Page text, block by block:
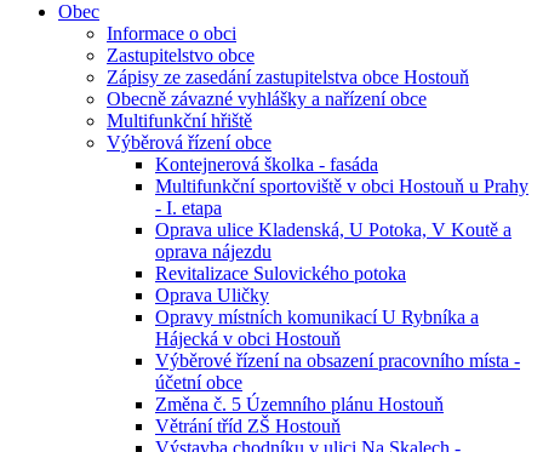
Obec
Informace o obci
Zastupitelstvo obce
Zápisy ze zasedání zastupitelstva obce Hostouň
Obecně závazné vyhlášky a nařízení obce
Multifunkční hřiště
Výběrová řízení obce
Kontejnerová školka - fasáda
Multifunkční sportoviště v obci Hostouň u Prahy
- I. etapa
Oprava ulice Kladenská, U Potoka, V Koutě a
oprava nájezdu
Revitalizace Sulovického potoka
Oprava Uličky
Opravy místních komunikací U Rybníka a
Hájecká v obci Hostouň
Výběrové řízení na obsazení pracovního místa -
účetní obce
Změna č. 5 Územního plánu Hostouň
Větrání tříd ZŠ Hostouň
Výstavba chodníku v ulici Na Skalech -